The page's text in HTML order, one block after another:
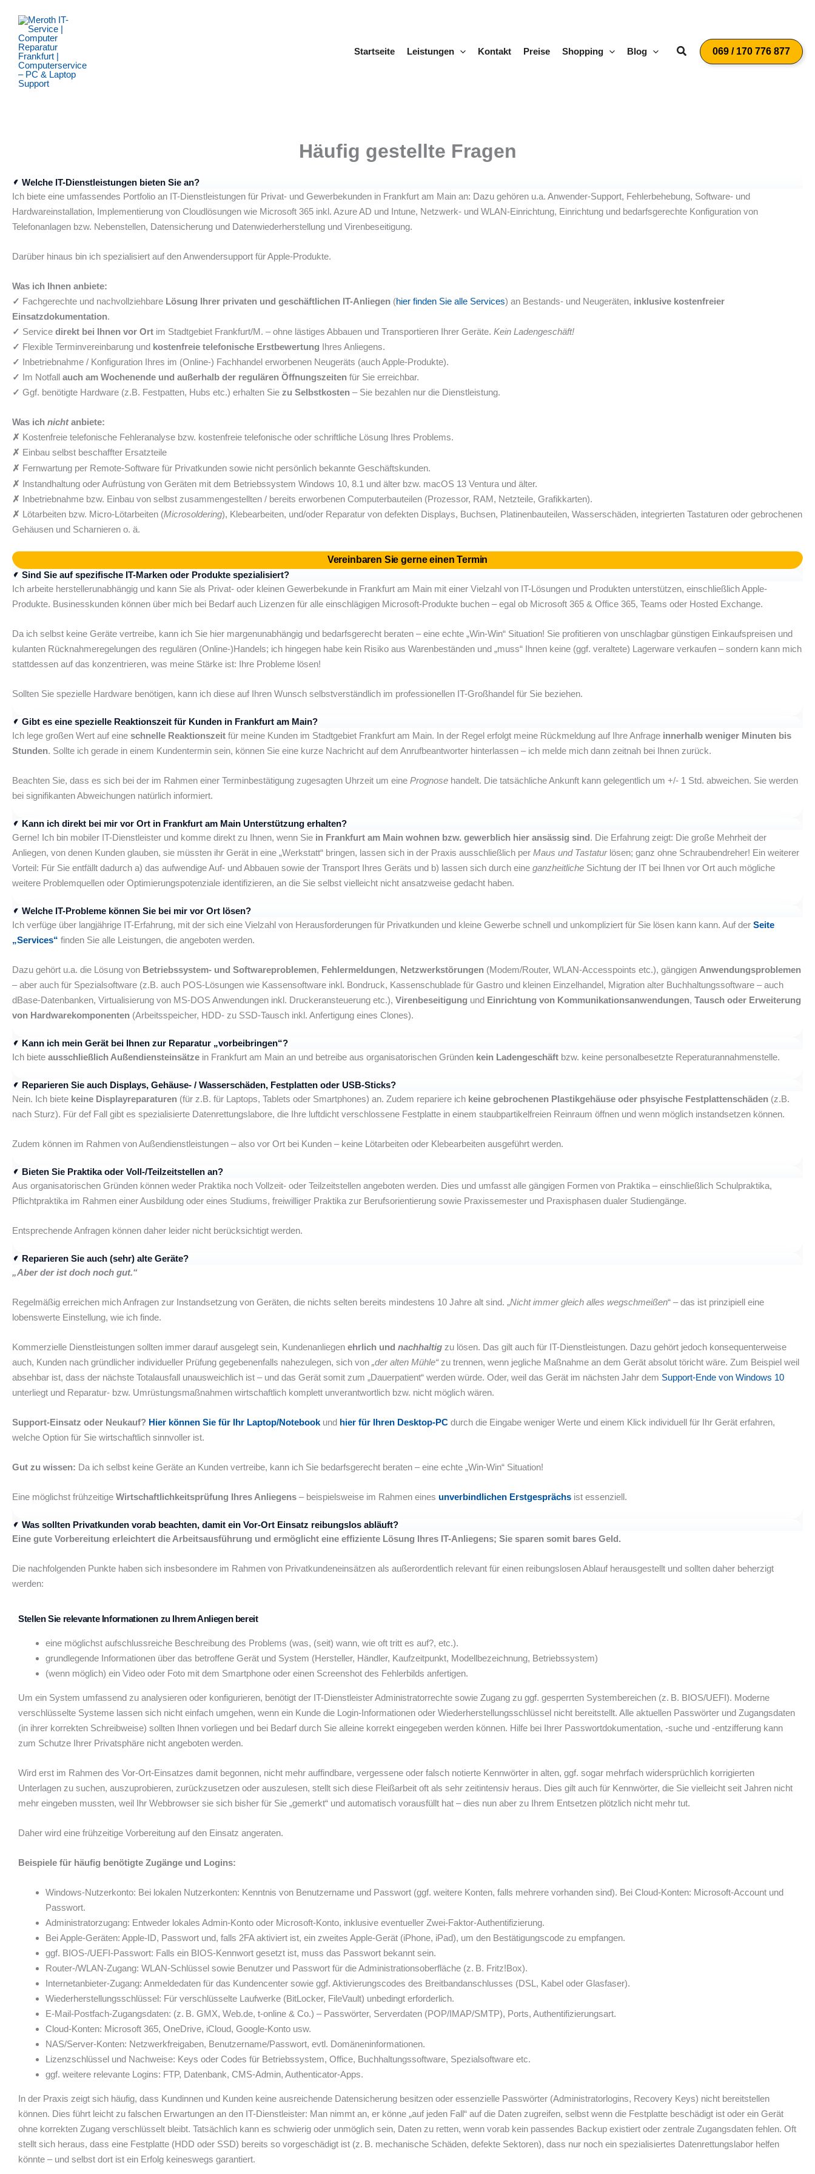
Inhalt
springen
Startseite
Leistungen Kontakt Preise Shopping Blog Suchen069 / 170 776 877
Häufig gestellte Fragen
Welche IT-Dienstleistungen bieten Sie an?
Ich biete eine umfassendes Portfolio an IT-Dienstleistungen für Privat- und Gewerbekunden in Frankfurt am Main an: Dazu gehören u.a. Anwender-Support, Fehlerbehebung, Software- und
Hardwareinstallation, Implementierung von Cloudlösungen wie Microsoft 365 inkl. Azure AD und Intune, Netzwerk- und WLAN-Einrichtung, Einrichtung und bedarfsgerechte Konfiguration von
Telefonanlagen bzw. Nebenstellen, Datensicherung und Datenwiederherstellung und Virenbeseitigung.
Darüber hinaus bin ich spezialisiert auf den Anwendersupport für Apple-Produkte.
Was ich Ihnen anbiete:
✓ Fachgerechte und nachvollziehbare Lösung Ihrer privaten und geschäftlichen IT-Anliegen (hier finden Sie alle Services) an Bestands- und Neugeräten, inklusive kostenfreier
Einsatzdokumentation.
✓ Service direkt bei Ihnen vor Ort im Stadtgebiet Frankfurt/M. – ohne lästiges Abbauen und Transportieren Ihrer Geräte. Kein Ladengeschäft!
✓ Flexible Terminvereinbarung und kostenfreie telefonische Erstbewertung Ihres Anliegens.
✓ Inbetriebnahme / Konfiguration Ihres im (Online-) Fachhandel erworbenen Neugeräts (auch Apple-Produkte).
✓ Im Notfall auch am Wochenende und außerhalb der regulären Öffnungszeiten für Sie erreichbar.
✓ Ggf. benötigte Hardware (z.B. Festpatten, Hubs etc.) erhalten Sie zu Selbstkosten – Sie bezahlen nur die Dienstleistung.
Was ich nichtanbiete:
✗ Kostenfreie telefonische Fehleranalyse bzw. kostenfreie telefonische oder schriftliche Lösung Ihres Problems.
✗ Einbau selbst beschaffter Ersatzteile
✗ Fernwartung per Remote-Software für Privatkunden sowie nicht persönlich bekannte Geschäftskunden.
✗ Instandhaltung oder Aufrüstung von Geräten mit dem Betriebssystem Windows 10, 8.1 und älter bzw. macOS 13 Ventura und älter.
✗ Inbetriebnahme bzw. Einbau von selbst zusammengestellten / bereits erworbenen Computerbauteilen (Prozessor, RAM, Netzteile, Grafikkarten).
✗ Lötarbeiten bzw. Micro-Lötarbeiten (Microsoldering), Klebearbeiten, und/oder Reparatur von defekten Displays, Buchsen, Platinenbauteilen, Wasserschäden, integrierten Tastaturen oder gebrochenen
Gehäusen und Scharnieren o. ä.
Vereinbaren Sie gerne einen Termin
Sind Sie auf spezifische IT-Marken oder Produkte spezialisiert?
Ich arbeite herstellerunabhängig und kann Sie als Privat- oder kleinen Gewerbekunde in Frankfurt am Main mit einer Vielzahl von IT-Lösungen und Produkten unterstützen, einschließlich Apple-
Produkte. Businesskunden können über mich bei Bedarf auch Lizenzen für alle einschlägigen Microsoft-Produkte buchen – egal ob Microsoft 365 & Office 365, Teams oder Hosted Exchange.
Da ich selbst keine Geräte vertreibe, kann ich Sie hier margenunabhängig und bedarfsgerecht beraten – eine echte „Win-Win“ Situation! Sie profitieren von unschlagbar günstigen Einkaufspreisen und
kulanten Rücknahmeregelungen des regulären (Online-)Handels; ich hingegen habe kein Risiko aus Warenbeständen und „muss“ Ihnen keine (ggf. veraltete) Lagerware verkaufen – sondern kann mich
stattdessen auf das konzentrieren, was meine Stärke ist: Ihre Probleme lösen!
Sollten Sie spezielle Hardware benötigen, kann ich diese auf Ihren Wunsch selbstverständlich im professionellen IT-Großhandel für Sie beziehen.
Gibt es eine spezielle Reaktionszeit für Kunden in Frankfurt am Main?
Ich lege großen Wert auf eine schnelle Reaktionszeit für meine Kunden im Stadtgebiet Frankfurt am Main. In der Regel erfolgt meine Rückmeldung auf Ihre Anfrage innerhalb weniger Minuten bis
Stunden. Sollte ich gerade in einem Kundentermin sein, können Sie eine kurze Nachricht auf dem Anrufbeantworter hinterlassen – ich melde mich dann zeitnah bei Ihnen zurück.
Beachten Sie, dass es sich bei der im Rahmen einer Terminbestätigung zugesagten Uhrzeit um eine Prognose handelt. Die tatsächliche Ankunft kann gelegentlich um +/- 1 Std. abweichen. Sie werden
bei signifikanten Abweichungen natürlich informiert.
Kann ich direkt bei mir vor Ort in Frankfurt am Main Unterstützung erhalten?
Gerne! Ich bin mobiler IT-Dienstleister und komme direkt zu Ihnen, wenn Sie in Frankfurt am Main wohnen bzw. gewerblich hier ansässig sind. Die Erfahrung zeigt: Die große Mehrheit der
Anliegen, von denen Kunden glauben, sie müssten ihr Gerät in eine „Werkstatt“ bringen, lassen sich in der Praxis ausschließlich per Maus und Tastaturlösen; ganz ohne Schraubendreher! Ein weiterer
Vorteil: Für Sie entfällt dadurch a) das aufwendige Auf- und Abbauen sowie der Transport Ihres Geräts und b) lassen sich durch eine ganzheitliche Sichtung der IT bei Ihnen vor Ort auch mögliche
weitere Problemquellen oder Optimierungspotenziale identifizieren, an die Sie selbst vielleicht nicht ansatzweise gedacht haben.
Welche IT-Probleme können Sie bei mir vor Ort lösen?
Ich verfüge über langjährige IT-Erfahrung, mit der sich eine Vielzahl von Herausforderungen für Privatkunden und kleine Gewerbe schnell und unkompliziert für Sie lösen kann kann. Auf der Seite
„Services“ finden Sie alle Leistungen, die angeboten werden.
Dazu gehört u.a. die Lösung von Betriebssystem- und Softwareproblemen, Fehlermeldungen, Netzwerkstörungen (Modem/Router, WLAN-Accesspoints etc.), gängigen Anwendungsproblemen
– aber auch für Spezialsoftware (z.B. auch POS-Lösungen wie Kassensoftware inkl. Bondruck, Kassenschublade für Gastro und kleinen Einzelhandel, Migration alter Buchhaltungssoftware – auch
dBase-Datenbanken, Virtualisierung von MS-DOS Anwendungen inkl. Druckeransteuerung etc.), Virenbeseitigung und Einrichtung von Kommunikationsanwendungen, Tausch oder Erweiterung
von Hardwarekomponenten (Arbeitsspeicher, HDD- zu SSD-Tausch inkl. Anfertigung eines Clones).
Kann ich mein Gerät bei Ihnen zur Reparatur „vorbeibringen“?
Ich biete ausschließlich Außendiensteinsätze in Frankfurt am Main an und betreibe aus organisatorischen Gründen kein Ladengeschäft bzw. keine personalbesetzte Reperaturannahmenstelle.
Reparieren Sie auch Displays, Gehäuse- / Wasserschäden, Festplatten oder USB-Sticks?
Nein. Ich biete keine Displayreparaturen (für z.B. für Laptops, Tablets oder Smartphones) an. Zudem repariere ich keine gebrochenen Plastikgehäuse oder phsyische Festplattenschäden (z.B.
nach Sturz). Für def Fall gibt es spezialisierte Datenrettungslabore, die Ihre luftdicht verschlossene Festplatte in einem staubpartikelfreien Reinraum öffnen und wenn möglich instandsetzen können.
Zudem können im Rahmen von Außendienstleistungen – also vor Ort bei Kunden – keine Lötarbeiten oder Klebearbeiten ausgeführt werden.
Bieten Sie Praktika oder Voll-/Teilzeitstellen an?
Aus organisatorischen Gründen können weder Praktika noch Vollzeit- oder Teilzeitstellen angeboten werden. Dies und umfasst alle gängigen Formen von Praktika – einschließlich Schulpraktika,
Pflichtpraktika im Rahmen einer Ausbildung oder eines Studiums, freiwilliger Praktika zur Berufsorientierung sowie Praxissemester und Praxisphasen dualer Studiengänge.
Entsprechende Anfragen können daher leider nicht berücksichtigt werden.
Reparieren Sie auch (sehr) alte Geräte?
„Aber der ist doch noch gut.“
Regelmäßig erreichen mich Anfragen zur Instandsetzung von Geräten, die nichts selten bereits mindestens 10 Jahre alt sind. „Nicht immer gleich alles wegschmeißen“ – das ist prinzipiell eine
lobenswerte Einstellung, wie ich finde.
Kommerzielle Dienstleistungen sollten immer darauf ausgelegt sein, Kundenanliegen ehrlich und nachhaltig zu lösen. Das gilt auch für IT-Dienstleistungen. Dazu gehört jedoch konsequenterweise
auch, Kunden nach gründlicher individueller Prüfung gegebenenfalls nahezulegen, sich von „der alten Mühle“zu trennen, wenn jegliche Maßnahme an dem Gerät absolut töricht wäre. Zum Beispiel weil
absehbar ist, dass der nächste Totalausfall unausweichlich ist – und das Gerät somit zum „Dauerpatient“ werden würde. Oder, weil das Gerät im nächsten Jahr dem Support-Ende von Windows 10
unterliegt und Reparatur- bzw. Umrüstungsmaßnahmen wirtschaftlich komplett unverantwortlich bzw. nicht möglich wären.
Support-Einsatz oder Neukauf? Hier können Sie für Ihr Laptop/Notebook und hier für Ihren Desktop-PC durch die Eingabe weniger Werte und einem Klick individuell für Ihr Gerät erfahren,
welche Option für Sie wirtschaftlich sinnvoller ist.
Gut zu wissen: Da ich selbst keine Geräte an Kunden vertreibe, kann ich Sie bedarfsgerecht beraten – eine echte „Win-Win“ Situation!
Eine möglichst frühzeitige Wirtschaftlichkeitsprüfung Ihres Anliegens – beispielsweise im Rahmen eines unverbindlichen Erstgesprächs ist essenziell.
Was sollten Privatkunden vorab beachten, damit ein Vor-Ort Einsatz reibungslos abläuft?
Eine gute Vorbereitung erleichtert die Arbeitsausführung und ermöglicht eine effiziente Lösung Ihres IT-Anliegens; Sie sparen somit bares Geld.
Die nachfolgenden Punkte haben sich insbesondere im Rahmen von Privatkundeneinsätzen als außerordentlich relevant für einen reibungslosen Ablauf herausgestellt und sollten daher beherzigt
werden:
Stellen Sie relevante Informationen zu Ihrem Anliegen bereit
eine möglichst aufschlussreiche Beschreibung des Problems (was, (seit) wann, wie oft tritt es auf?, etc.).
grundlegende Informationen über das betroffene Gerät und System (Hersteller, Händler, Kaufzeitpunkt, Modellbezeichnung, Betriebssystem)
(wenn möglich) ein Video oder Foto mit dem Smartphone oder einen Screenshot des Fehlerbilds anfertigen.
Um ein System umfassend zu analysieren oder konfigurieren, benötigt der IT-Dienstleister Administratorrechte sowie Zugang zu ggf. gesperrten Systembereichen (z. B. BIOS/UEFI). Moderne
verschlüsselte Systeme lassen sich nicht einfach umgehen, wenn ein Kunde die Login-Informationen oder Wiederherstellungsschlüssel nicht bereitstellt. Alle aktuellen Passwörter und Zugangsdaten
(in ihrer korrekten Schreibweise) sollten Ihnen vorliegen und bei Bedarf durch Sie alleine korrekt eingegeben werden können. Hilfe bei Ihrer Passwortdokumentation, ‑suche und ‑entzifferung kann
zum Schutze Ihrer Privatsphäre nicht angeboten werden.
Wird erst im Rahmen des Vor-Ort-Einsatzes damit begonnen, nicht mehr auffindbare, vergessene oder falsch notierte Kennwörter in alten, ggf. sogar mehrfach widersprüchlich korrigierten
Unterlagen zu suchen, auszuprobieren, zurückzusetzen oder auszulesen, stellt sich diese Fleißarbeit oft als sehr zeitintensiv heraus. Dies gilt auch für Kennwörter, die Sie vielleicht seit Jahren nicht
mehr eingeben mussten, weil Ihr Webbrowser sie sich bisher für Sie „gemerkt“ und automatisch vorausfüllt hat – dies nun aber zu Ihrem Entsetzen plötzlich nicht mehr tut.
Daher wird eine frühzeitige Vorbereitung auf den Einsatz angeraten.
Beispiele für häufig benötigte Zugänge und Logins:
Windows-Nutzerkonto: Bei lokalen Nutzerkonten: Kenntnis von Benutzername und Passwort (ggf. weitere Konten, falls mehrere vorhanden sind). Bei Cloud-Konten: Microsoft-Account und
Passwort.
Administratorzugang: Entweder lokales Admin-Konto oder Microsoft-Konto, inklusive eventueller Zwei-Faktor-Authentifizierung.
Bei Apple-Geräten: Apple-ID, Passwort und, falls 2FA aktiviert ist, ein zweites Apple-Gerät (iPhone, iPad), um den Bestätigungscode zu empfangen.
ggf. BIOS-/UEFI-Passwort: Falls ein BIOS-Kennwort gesetzt ist, muss das Passwort bekannt sein.
Router-/WLAN-Zugang: WLAN-Schlüssel sowie Benutzer und Passwort für die Administrationsoberfläche (z. B. Fritz!Box).
Internetanbieter-Zugang: Anmeldedaten für das Kundencenter sowie ggf. Aktivierungscodes des Breitbandanschlusses (DSL, Kabel oder Glasfaser).
Wiederherstellungsschlüssel: Für verschlüsselte Laufwerke (BitLocker, FileVault) unbedingt erforderlich.
E-Mail-Postfach-Zugangsdaten: (z. B. GMX, Web.de, t-online & Co.) – Passwörter, Serverdaten (POP/IMAP/SMTP), Ports, Authentifizierungsart.
Cloud-Konten: Microsoft 365, OneDrive, iCloud, Google-Konto usw.
NAS/Server-Konten: Netzwerkfreigaben, Benutzername/Passwort, evtl. Domäneninformationen.
Lizenzschlüssel und Nachweise: Keys oder Codes für Betriebssystem, Office, Buchhaltungssoftware, Spezialsoftware etc.
ggf. weitere relevante Logins: FTP, Datenbank, CMS-Admin, Authenticator-Apps.
In der Praxis zeigt sich häufig, dass Kundinnen und Kunden keine ausreichende Datensicherung besitzen oder essenzielle Passwörter (Administratorlogins, Recovery Keys) nicht bereitstellen
können. Dies führt leicht zu falschen Erwartungen an den IT-Dienstleister: Man nimmt an, er könne „auf jeden Fall“ auf die Daten zugreifen, selbst wenn die Festplatte beschädigt ist oder ein Gerät
ohne korrekten Zugang verschlüsselt bleibt. Tatsächlich kann es schwierig oder unmöglich sein, Daten zu retten, wenn vorab kein passendes Backup existiert oder zentrale Zugangsdaten fehlen. Oft
stellt sich heraus, dass eine Festplatte (HDD oder SSD) bereits so vorgeschädigt ist (z. B. mechanische Schäden, defekte Sektoren), dass nur noch ein spezialisiertes Datenrettungslabor helfen
könnte – und selbst dort ist ein Erfolg keineswegs garantiert.